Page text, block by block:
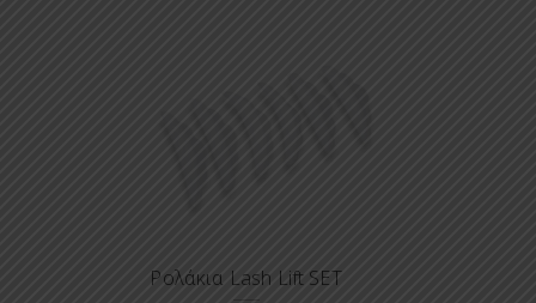
Ρολάκια Lash Lift SET